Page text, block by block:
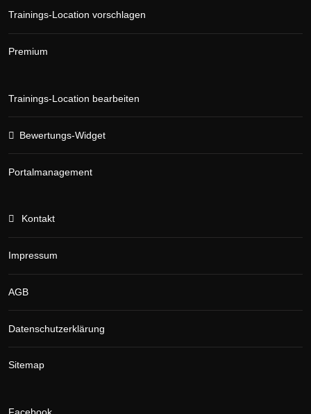
Trainings-Location vorschlagen
Premium
Trainings-Location bearbeiten
Bewertungs-Widget
Portalmanagement
Kontakt
Impressum
AGB
Datenschutzerklärung
Sitemap